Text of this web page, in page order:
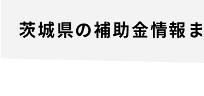
茨城県の補助金情報